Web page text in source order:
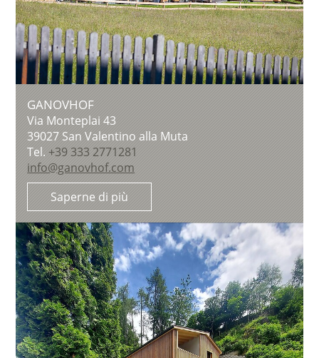
GANOVHOF
Via Monteplai 43
39027San Valentino alla Muta
Tel.+39 333 2771281
info@ganovhof.com
Saperne di più